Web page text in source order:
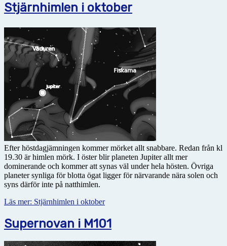
Stjärnhimlen i oktober
Efter höstdagjämningen kommer mörket allt snabbare. Redan från kl
19.30 är himlen mörk. I öster blir planeten Jupiter allt mer
dominerande och kommer att synas väl under hela hösten. Övriga
planeter synliga för blotta ögat ligger för närvarande nära solen och
syns därför inte på natthimlen.
Läs mer: Stjärnhimlen i oktober
Supernovan i M101